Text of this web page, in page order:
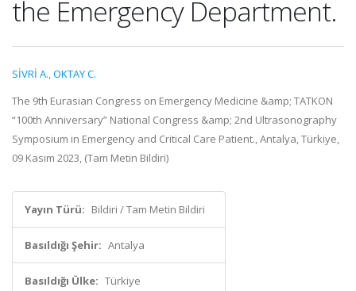
the Emergency Department.
SİVRİ A.,OKTAY C.
The 9th Eurasian Congress on Emergency Medicine &amp; TATKON
“100th Anniversary” National Congress &amp; 2nd Ultrasonography
Symposium in Emergency and Critical Care Patient., Antalya, Türkiye,
09 Kasım 2023, (Tam Metin Bildiri)
Yayın Türü: Bildiri / Tam Metin Bildiri
Basıldığı Şehir: Antalya
Basıldığı Ülke: Türkiye